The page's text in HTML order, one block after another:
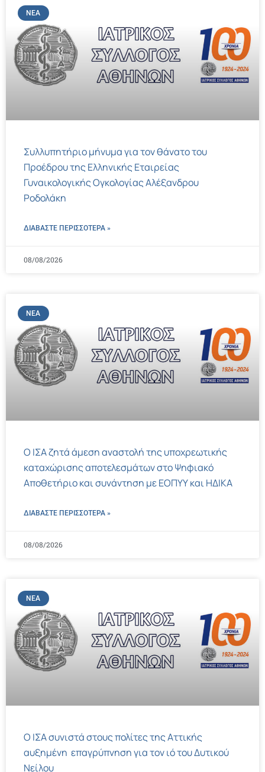
ΝΈΑ
Συλλυπητήριο μήνυμα για τον θάνατο του
Προέδρου της Ελληνικής Εταιρείας
Γυναικολογικής Ογκολογίας Αλέξανδρου
Ροδολάκη
ΔΙΑΒΑΣΤΕ ΠΕΡΙΣΣΌΤΕΡΑ »
08/08/2026
ΝΈΑ
Ο ΙΣΑ ζητά άμεση αναστολή της υποχρεωτικής
καταχώρισης αποτελεσμάτων στο Ψηφιακό
Αποθετήριο και συνάντηση με ΕΟΠΥΥ και ΗΔΙΚΑ
ΔΙΑΒΑΣΤΕ ΠΕΡΙΣΣΌΤΕΡΑ »
08/08/2026
ΝΈΑ
Ο ΙΣΑ συνιστά στους πολίτες της Αττικής
αυξημένη επαγρύπνηση για τον ιό του Δυτικού
Νείλου